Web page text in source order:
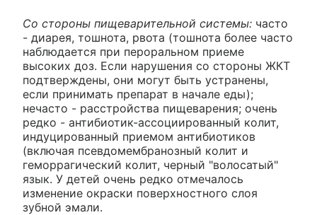
Со стороны пищеварительной системы: часто
- диарея, тошнота, рвота (тошнота более часто
наблюдается при пероральном приеме
высоких доз. Если нарушения со стороны ЖКТ
подтверждены, они могут быть устранены,
если принимать препарат в начале еды);
нечасто - расстройства пищеварения; очень
редко - антибиотик-ассоциированный колит,
индуцированный приемом антибиотиков
(включая псевдомембранозный колит и
геморрагический колит, черный "волосатый"
язык. У детей очень редко отмечалось
изменение окраски поверхностного слоя
зубной эмали.